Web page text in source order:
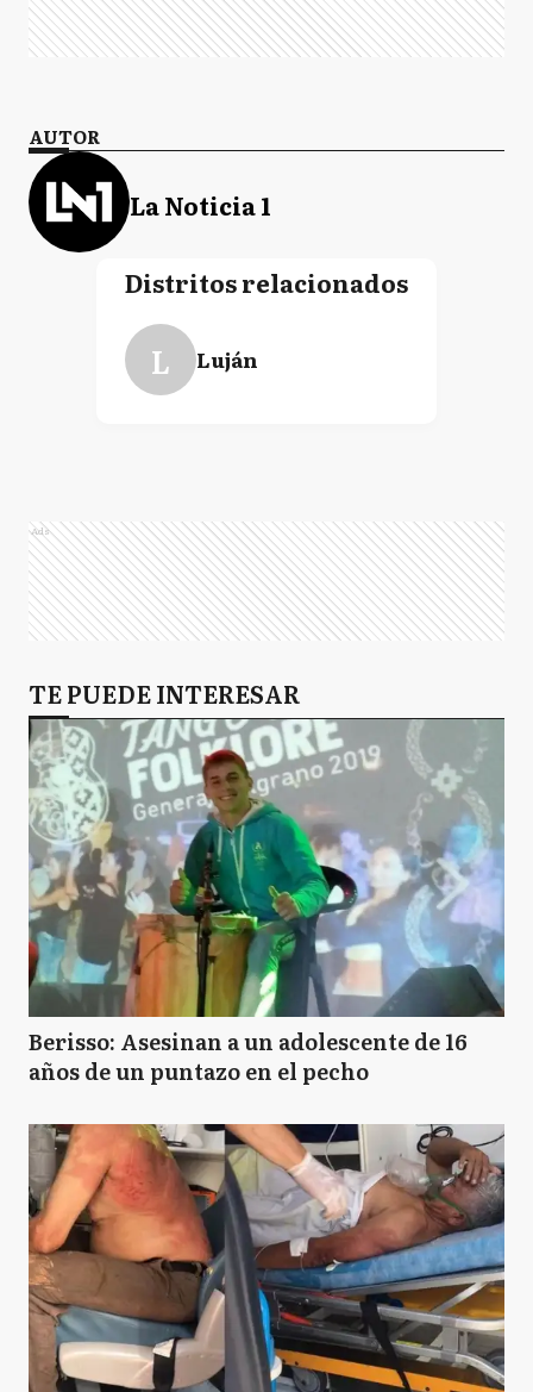
AUTOR
La Noticia 1
Distritos relacionados
L Luján
Ads
TE PUEDE INTERESAR
Berisso: Asesinan a un adolescente de 16
años de un puntazo en el pecho